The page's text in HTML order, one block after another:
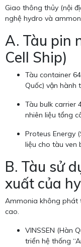
Giao thông thủy (nội
nghệ hydro và
A. Tàu pin
Cell Ship)
Tàu container
Quốc) vận hành
Tàu bulk carrier
nhiên liệu tổng
Proteus Energy
liệu cho tàu ven
B. Tàu sử
xuất của
Ammonia không phát
cao.
VINSSEN (Hàn
triển hệ thống